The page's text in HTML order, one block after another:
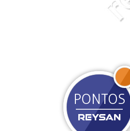
PONTOS
REYSAN
JOIN